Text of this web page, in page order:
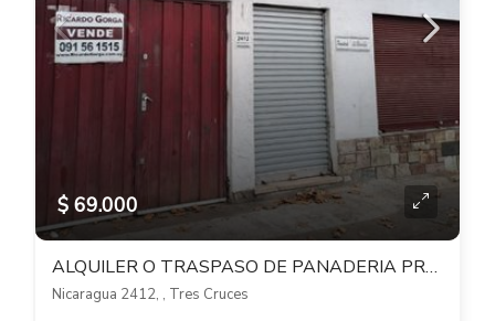
$ 69.000
ALQUILER O TRASPASO DE PANADERIA PROX A BR ARTIGAS Y AL SHOPPING 3 CRUCES
Nicaragua 2412, , Tres Cruces